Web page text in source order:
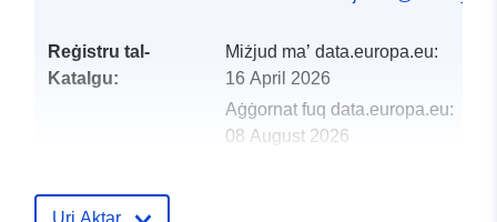
Reġistru tal-
Katalgu:
Miżjud ma’ data.europa.eu:
16 April 2026
Aġġornat fuq data.europa.eu:
08 August 2026
Spazjali: